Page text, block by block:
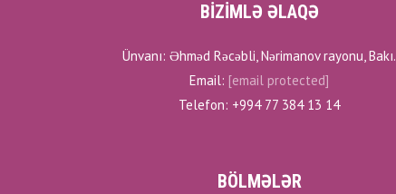
BİZİMLƏ ƏLAQƏ
Ünvanı: Əhməd Rəcəbli, Nərimanov rayonu, Bakı.
Email: [email protected]
Telefon: +994 77 384 13 14
BÖLMƏLƏR